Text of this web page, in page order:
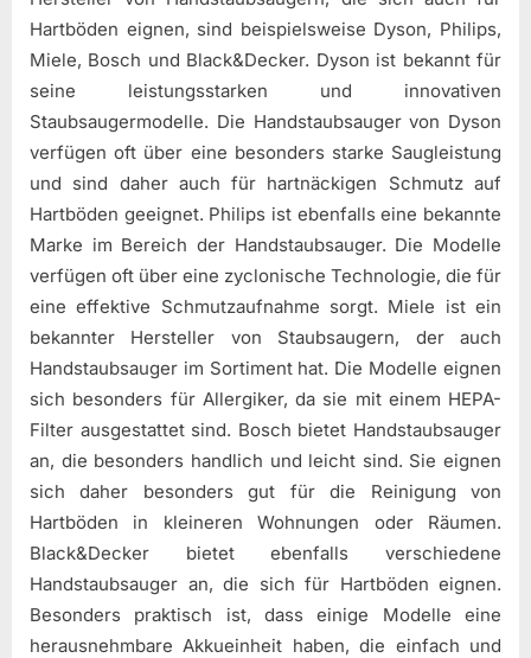
Hartböden eignen, sind beispielsweise Dyson, Philips,
Miele, Bosch und Black&Decker. Dyson ist bekannt für
seine leistungsstarken und innovativen
Staubsaugermodelle. Die Handstaubsauger von Dyson
verfügen oft über eine besonders starke Saugleistung
und sind daher auch für hartnäckigen Schmutz auf
Hartböden geeignet. Philips ist ebenfalls eine bekannte
Marke im Bereich der Handstaubsauger. Die Modelle
verfügen oft über eine zyclonische Technologie, die für
eine effektive Schmutzaufnahme sorgt. Miele ist ein
bekannter Hersteller von Staubsaugern, der auch
Handstaubsauger im Sortiment hat. Die Modelle eignen
sich besonders für Allergiker, da sie mit einem HEPA-
Filter ausgestattet sind. Bosch bietet Handstaubsauger
an, die besonders handlich und leicht sind. Sie eignen
sich daher besonders gut für die Reinigung von
Hartböden in kleineren Wohnungen oder Räumen.
Black&Decker bietet ebenfalls verschiedene
Handstaubsauger an, die sich für Hartböden eignen.
Besonders praktisch ist, dass einige Modelle eine
herausnehmbare Akkueinheit haben, die einfach und